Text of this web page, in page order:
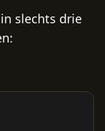
slechts drie